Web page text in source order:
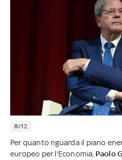
8/12
Per quanto riguarda il piano
europeo per l'Economia, Paolo